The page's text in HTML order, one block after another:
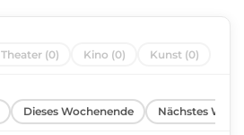
Theater (0) Kino (0) Kunst (0)
Dieses Wochenende Nächstes